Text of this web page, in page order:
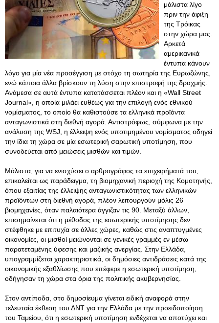
μάλιστα λίγο
πριν την άφιξη
της Τρόικας
στην χώρα μας.
Αρκετά
αμερικανικά
έντυπα κάνουν
λόγο για μία νέα προσέγγιση με στόχο τη σωτηρία της Ευρωζώνης,
ενώ κάποια άλλα βρίσκουν τη λύση στην επιστροφή της δραχμής.
Ανάμεσα σε αυτά έντυπα κατατάσσεται πλέον και η «Wall Street
Journal», η οποία μιλάει ευθέως για την επιλογή ενός εθνικού
νομίσματος, το οποίο θα καθιστούσε τα ελληνικά προϊόντα
ανταγωνιστικά στη διεθνή αγορά. Αντιστρόφως, σύμφωνα με την
ανάλυση της WSJ, η έλλειψη ενός υποτιμημένου νομίσματος οδηγεί
την ίδια τη χώρα σε μία εσωτερική σαρωτική υποτίμηση, που
συνοδεύεται από μειώσεις μισθών και τιμών.
Μάλιστα, για να ενισχύσει ο αρθρογράφος τα επιχειρήματά του,
επικαλείται ως παράδειγμα, τη βιομηχανική περιοχή της Κομοτηνής,
όπου εξαιτίας της έλλειψης ανταγωνιστικότητας των ελληνικών
προϊόντων στη διεθνή αγορά, πλέον λειτουργούν μόλις 26
βιομηχανίες, όταν παλαιότερα άγγιζαν τις 90 . Μεταξύ άλλων,
επισημαίνεται ότι η μέθοδος της εσωτερικής υποτίμησης δεν
στέφθηκε με επιτυχία σε άλλες χώρες, καθώς στις αναπτυγμένες
οικονομίες, οι μισθοί μειώνονται σε γενικές γραμμές εν μέσω
παρατεταμένης ύφεσης και μαζικής ανεργίας. Στην Ελλάδα,
υπογραμμίζεται χαρακτηριστικά, οι δημόσιες αντιδράσεις κατά της
οικονομικής εξαθλίωσης που επέφερε η εσωτερική υποτίμηση,
οδήγησαν τη χώρα στα όρια της πολιτικής ακυβερνησίας.
Στον αντίποδα, στο δημοσίευμα γίνεται ειδική αναφορά στην
τελευταία έκθεση του ΔΝΤ για την Ελλάδα με την προειδοποίηση
του Ταμείου, ότι η εσωτερική υποτίμηση ενδέχεται να αποτύχει και